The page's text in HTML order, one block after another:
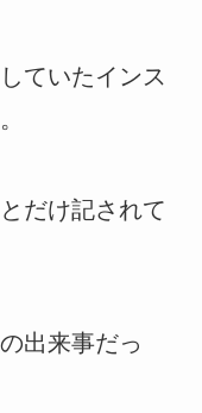
ていたインス
だけ記されて
出来事だっ